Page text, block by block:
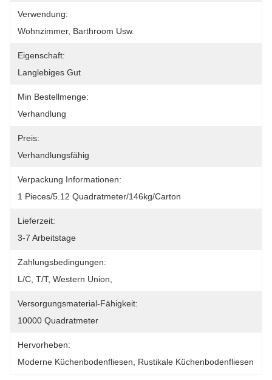
Verwendung:
Wohnzimmer, Barthroom Usw.
Eigenschaft:
Langlebiges Gut
Min Bestellmenge:
Verhandlung
Preis:
Verhandlungsfähig
Verpackung Informationen:
1 Pieces/5.12 Quadratmeter/146kg/Carton
Lieferzeit:
3-7 Arbeitstage
Zahlungsbedingungen:
L/C, T/T, Western Union,
Versorgungsmaterial-Fähigkeit:
10000 Quadratmeter
Hervorheben:
Moderne Küchenbodenfliesen
Rustikale Küchenbodenfliesen